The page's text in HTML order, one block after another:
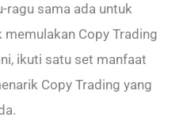
ragu sama ada untuk
Copy Trading
ikuti satu set manfaat
Copy Trading yang